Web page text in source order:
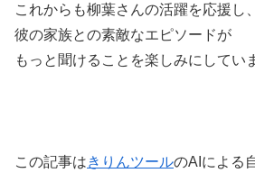
これからも柳葉さんの活躍を応援し、
彼の家族との素敵なエピソードが
もっと聞けることを楽しみにしてい
この記事はきりんツールのAIによる